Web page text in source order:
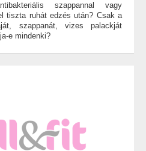
szappannal vagy
tiszta ruhát edzés után? Csak a
szappanát, vizes palackját
e mindenki?